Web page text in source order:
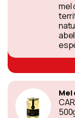
mel
Mel